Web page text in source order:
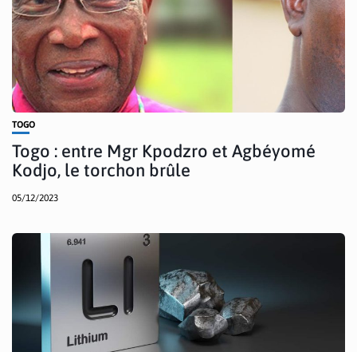
TOGO
Togo : entre Mgr Kpodzro et Agbéyomé
Kodjo, le torchon brûle
05/12/2023